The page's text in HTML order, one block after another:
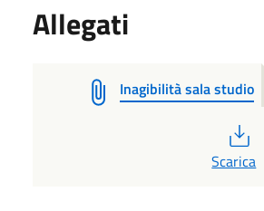
Allegati
Inagibilità sala studio
Scarica